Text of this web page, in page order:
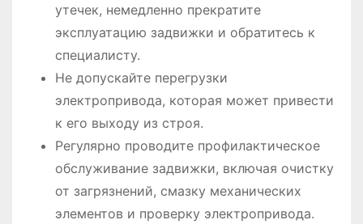
утечек, немедленно прекратите
эксплуатацию задвижки и обратитесь к
специалисту.
Не допускайте перегрузки
электропривода, которая может привести
к его выходу из строя.
Регулярно проводите профилактическое
обслуживание задвижки, включая очистку
от загрязнений, смазку механических
элементов и проверку электропривода.